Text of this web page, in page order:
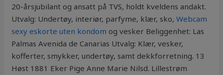
20-årsjubilant og ansatt på TVS, holdt kveldens andakt.
Utvalg: Undertøy, interiør, parfyme, klær, sko,Webcam
sexy eskorte uten kondom og vesker Beliggenhet: Las
Palmas Avenida de Canarias Utvalg: Klær, vesker,
kofferter, smykker, undertøy, samt dekkforretning. 13
Høst 1881 Eker Pige Anne Marie Nilsd. Lillestrøm